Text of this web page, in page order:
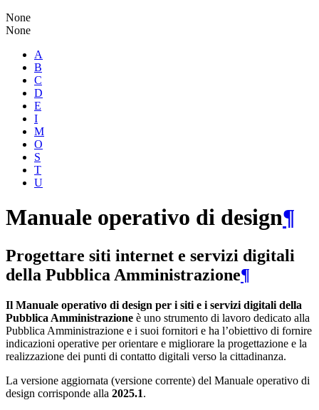
None
None
A
B
C
D
E
I
M
O
S
T
U
Manuale operativo di design¶
Progettare siti internet e servizi digitali
della Pubblica Amministrazione¶
Il Manuale operativo di design per i siti e i servizi digitali della
Pubblica Amministrazione è uno strumento di lavoro dedicato alla
Pubblica Amministrazione e i suoi fornitori e ha l’obiettivo di fornire
indicazioni operative per orientare e migliorare la progettazione e la
realizzazione dei punti di contatto digitali verso la cittadinanza.
La versione aggiornata (versione corrente) del Manuale operativo di
design corrisponde alla 2025.1.